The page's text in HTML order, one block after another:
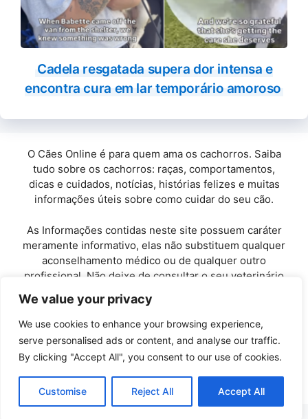
We value your privacy
We use cookies to enhance your browsing experience,
serve personalised ads or content, and analyse our traffic.
By clicking "Accept All", you consent to our use of cookies.
Customise Reject All Accept All
Cadela resgatada supera dor intensa e
encontra cura em lar temporário amoroso
O Cães Online é para quem ama os cachorros. Saiba
tudo sobre os cachorros: raças, comportamentos,
dicas e cuidados, notícias, histórias felizes e muitas
informações úteis sobre como cuidar do seu cão.
As Informações contidas neste site possuem caráter
meramente informativo, elas não substituem qualquer
aconselhamento médico ou de qualquer outro
profissional. Não deixe de consultar o seu veterinário
Copyright© 2010 / 2026 · Cães Online - Todos os
direitos reservados.
Políticas de Privacidade